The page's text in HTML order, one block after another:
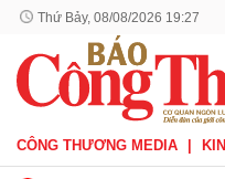
Thứ Bảy, 08/08/2026 19:27
CÔNG THƯƠNG MEDIA